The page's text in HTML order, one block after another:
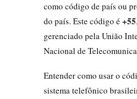
como código de país ou
do país. Este código é +55
gerenciado pela União
Nacional de
Entender como usar o
sistema telefônico